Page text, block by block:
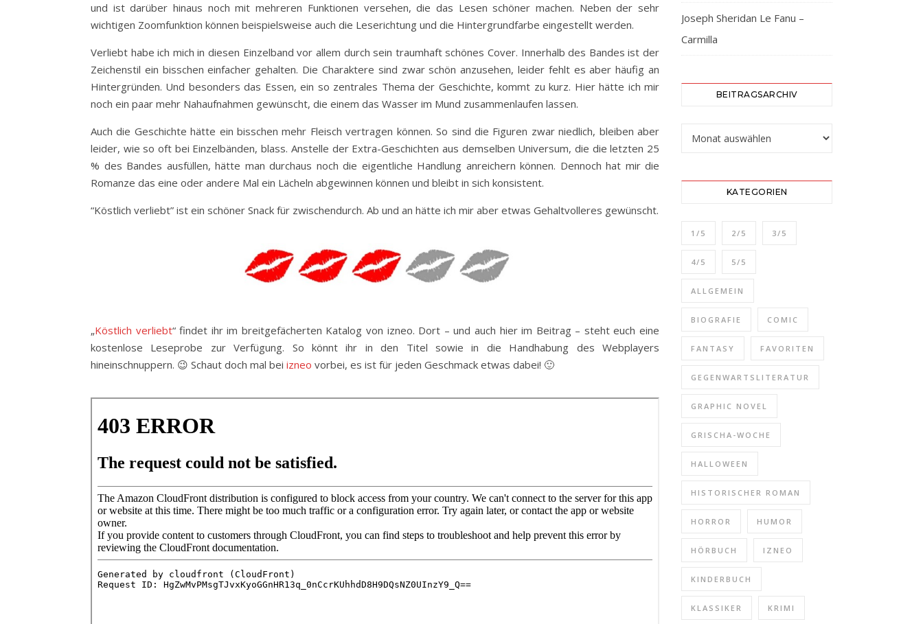
und ist darüber hinaus noch mit mehreren Funktionen versehen, die das Lesen schöner machen. Neben der sehr
wichtigen Zoomfunktion können beispielsweise auch die Leserichtung und die Hintergrundfarbe eingestellt werden.
Verliebt habe ich mich in diesen Einzelband vor allem durch sein traumhaft schönes Cover. Innerhalb des Bandes ist der
Zeichenstil ein bisschen einfacher gehalten. Die Charaktere sind zwar schön anzusehen, leider fehlt es aber häufig an
Hintergründen. Und besonders das Essen, ein so zentrales Thema der Geschichte, kommt zu kurz. Hier hätte ich mir
noch ein paar mehr Nahaufnahmen gewünscht, die einem das Wasser im Mund zusammenlaufen lassen.
Auch die Geschichte hätte ein bisschen mehr Fleisch vertragen können. So sind die Figuren zwar niedlich, bleiben aber
leider, wie so oft bei Einzelbänden, blass. Anstelle der Extra-Geschichten aus demselben Universum, die die letzten 25
% des Bandes ausfüllen, hätte man durchaus noch die eigentliche Handlung anreichern können. Dennoch hat mir die
Romanze das eine oder andere Mal ein Lächeln abgewinnen können und bleibt in sich konsistent.
“Köstlich verliebt” ist ein schöner Snack für zwischendurch. Ab und an hätte ich mir aber etwas Gehaltvolleres gewünscht.
„Köstlich verliebt“ findet ihr im breitgefächerten Katalog von izneo. Dort – und auch hier im Beitrag – steht euch eine
kostenlose Leseprobe zur Verfügung. So könnt ihr in den Titel sowie in die Handhabung des Webplayers
hineinschnuppern. 😉 Schaut doch mal bei izneo vorbei, es ist für jeden Geschmack etwas dabei! 🙂
Joseph Sheridan Le Fanu –
Carmilla
BEITRAGSARCHIV
KATEGORIEN
1/5 2/5 3/5
4/5 5/5
ALLGEMEIN
BIOGRAFIE COMIC
FANTASY FAVORITEN
GEGENWARTSLITERATUR
GRAPHIC NOVEL
GRISCHA-WOCHE
HALLOWEEN
HISTORISCHER ROMAN
HORROR HUMOR
HÖRBUCH IZNEO
KINDERBUCH
KLASSIKER KRIMI